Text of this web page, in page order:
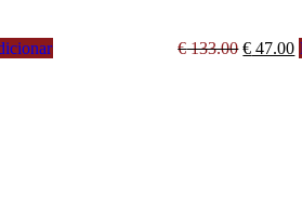
€133.00 € 47.00